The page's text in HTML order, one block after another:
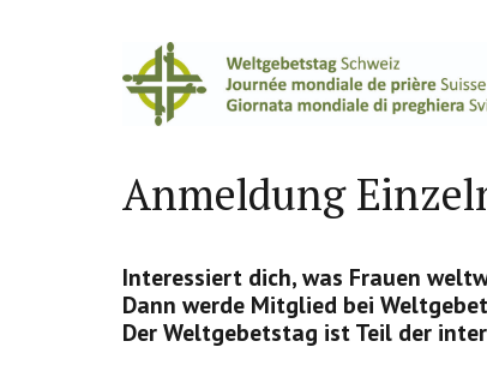
Anmeldung
Interessiert dich, was Frauen
Dann werde Mitglied bei
Der Weltgebetstag ist Teil der